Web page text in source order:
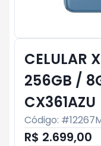
CELULAR
256GB /
CX361AZU
Código: #12267
R$ 2.699,00